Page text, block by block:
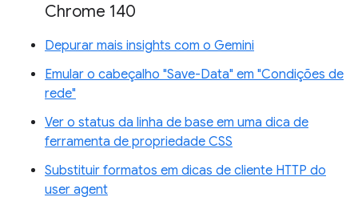
Chrome 140
Depurar mais insights com o Gemini
Emular o cabeçalho "Save-Data" em "Condições de
rede"
Ver o status da linha de base em uma dica de
ferramenta de propriedade CSS
Substituir formatos em dicas de cliente HTTP do
user agent